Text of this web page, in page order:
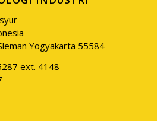
Yogyakarta 55584
ext. 4148